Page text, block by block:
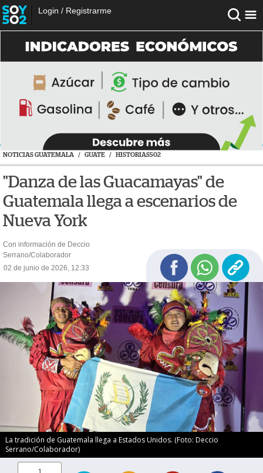
Login / Registrarme
NOTICIAS GUATEMALA / GUATE / HISTORIAS502
"Danza de las Guacamayas" de
Guatemala llega a escenarios de
Nueva York
Con información de Deccio
Serrano/Colaborador
02 de junio de 2026, 12:33
La tradición de Guatemala llega a Estados Unidos. (Foto: Deccio
Serrano/Colaborador)
1